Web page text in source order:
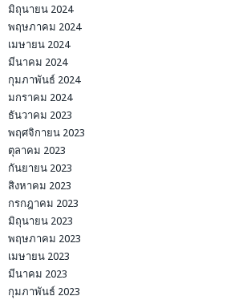
มิถุนายน 2024
พฤษภาคม 2024
เมษายน 2024
มีนาคม 2024
กุมภาพันธ์ 2024
มกราคม 2024
ธันวาคม 2023
พฤศจิกายน 2023
ตุลาคม 2023
กันยายน 2023
สิงหาคม 2023
กรกฎาคม 2023
มิถุนายน 2023
พฤษภาคม 2023
เมษายน 2023
มีนาคม 2023
กุมภาพันธ์ 2023